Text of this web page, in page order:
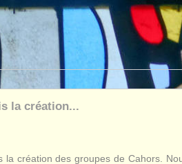
la création...
création des groupes de Cahors.